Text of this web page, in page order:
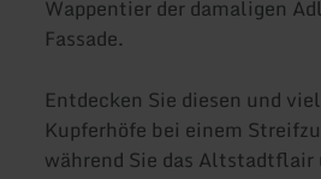
Wappentier der damaligen
Fassade.
Entdecken Sie diesen und
Kupferhöfe bei einem
während Sie das Altstadtflair